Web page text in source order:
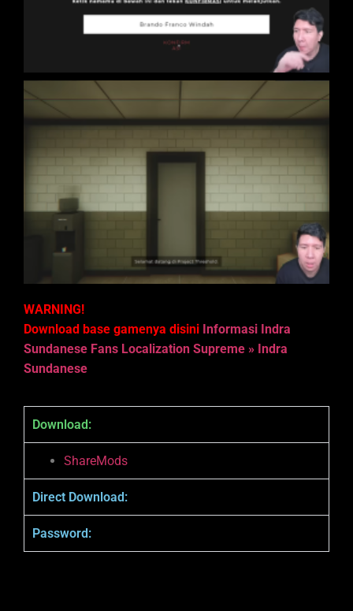
WARNING!
Download base gamenya disini Informasi Indra
Sundanese Fans Localization Supreme » Indra
Sundanese
Download:
ShareMods
Direct Download:
Password: